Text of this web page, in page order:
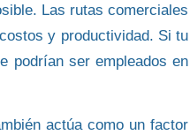
Las rutas comerciales
costos y productividad. Si tu
podrían ser empleados en
actúa como unfactor